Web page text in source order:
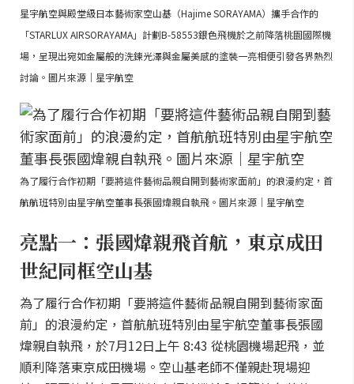
星宇航空與殿堂級日本藝術家空山基（Hajime SORAYAMA）攜手合作的
「STARLUX AIRSORAYAMA」計劃B-58553銀色飛機於之前降落桃園國際機
場，呈現出宛如金屬般的洗鍊光澤與金屬美感的塗裝一亮相便引發各界熱烈
討論。圖片來源｜星宇航空
為了履行合作初期「要將這件藝術品親自開到藝術家面前」的浪漫約定，首
航航班特別由星宇航空董事長張國煒親自執飛。圖片來源｜星宇航空
亮點一：張國煒親飛首航，東京成田
世紀同框空山基
為了履行合作初期「要將這件藝術品親自開到藝術家面
前」的浪漫約定，首航航班特別由星宇航空董事長張國
煒親自執飛，於7月12日上午 8:43 從桃園機場起飛，並
順利降落東京成田機場。空山基老師不僅親赴現場迎